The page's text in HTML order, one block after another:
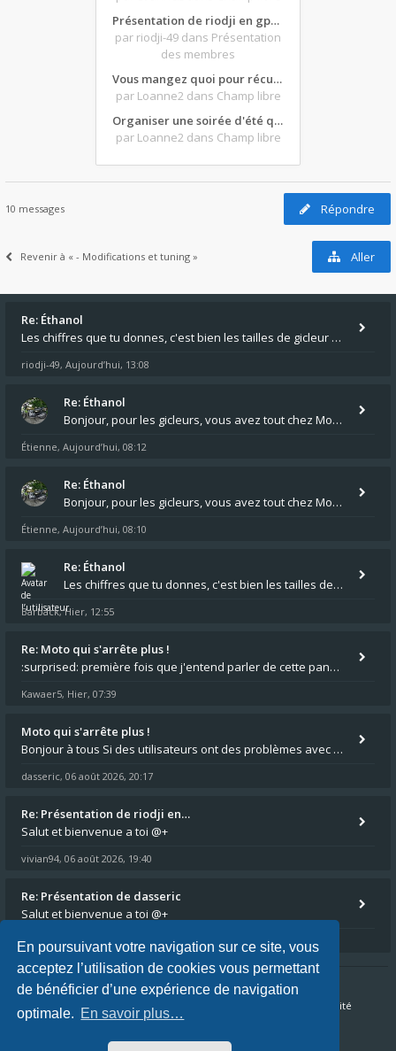
En poursuivant votre navigation sur ce site, vous
acceptez l’utilisation de cookies vous permettant
de bénéficier d’une expérience de navigation
optimale. En savoir plus…
Présentation de riodji en gpz500
par riodji-49 dans Présentation
des membres
Vous mangez quoi pour récupérer après une grosse journée de moto ?
par Loanne2 dans Champ libre
Organiser une soirée d'été qui claque : vos bons plans matos ?
par Loanne2 dans Champ libre
10 messages Répondre
Revenir à « - Modifications et tuning » Aller
Re: Éthanol
Les chiffres que tu donnes, c'est bien les tailles de gicleur ? Par contre tes "-2 tours" à quoi correspondent t'ils ?
riodji-49, Aujourd’hui, 13:08
Re: Éthanol
Bonjour, pour les gicleurs, vous avez tout chez Motokristen à Bar sur Aube. https://www.motokristen.fr/ On peut aussi
Étienne, Aujourd’hui, 08:12
Re: Éthanol
Bonjour, pour les gicleurs, vous avez tout chez Motokristen à Bar sur Aube. https://www.motokristen.fr/produits/4946-l
Étienne, Aujourd’hui, 08:10
Re: Éthanol
Les chiffres que tu donnes, c'est bien les tailles de gicleur ? Par contre tes "-2 tours" à quoi correspondent t'ils ?
Barback,Hier, 12:55
Re: Moto qui s'arrête plus !
:surprised: première fois que j'entend parler de cette panne ,ta moto aurait été maraboutée? :pretre:
Kawaer5, Hier, 07:39
Moto qui s'arrête plus !
Bonjour à tous Si des utilisateurs ont des problèmes avec leur moto qui démarre plus, la mienne ne coupe plus :?: - Je
dasseric, 06 août 2026, 20:17
Re: Présentation de riodji en…
Salut et bienvenue a toi @+
vivian94, 06 août 2026, 19:40
Re: Présentation de dasseric
Salut et bienvenue a toi @+
vivian94 ,06 août 2026, 19:40
Accueil du forum FAQ Confidentialité